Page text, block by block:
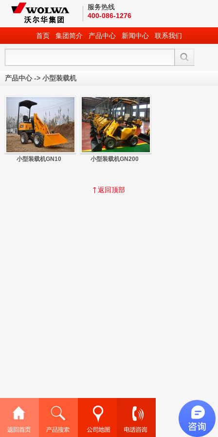
服务热线
400-086-1276
首页 集团简介 产品中心 新闻中心 联系我们
产品中心-> 小型装载机
小型装载机GN10 小型装载机GN200
返回顶部